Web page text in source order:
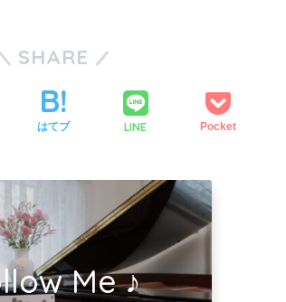
SHARE
はてブ LINE Pocket
Me ♪